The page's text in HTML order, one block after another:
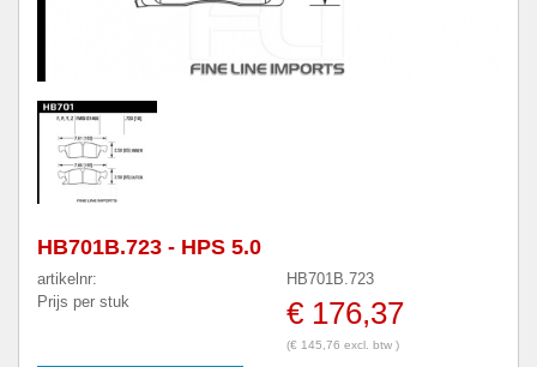
HB701B.723 - HPS 5.0
artikelnr:
HB701B.723
Prijs per stuk
€ 176,37
(€ 145,76 excl. btw )